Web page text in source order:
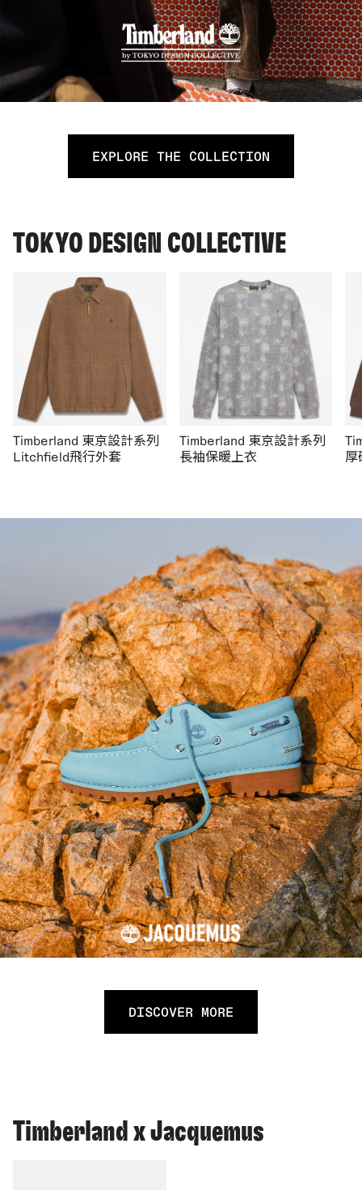
EXPLORE THE COLLECTION
TOKYO DESIGN COLLECTIVE
Timberland 東京設計系列
Litchfield飛行外套
Timberland 東京設計系列
長袖保暖上衣
厚
DISCOVER MORE
Timberland x Jacquemus